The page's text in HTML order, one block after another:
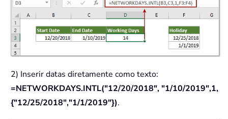
2) Inserir datas diretamente como texto:
=NETWORKDAYS.INTL("12/20/2018", "1/10/2019",1,
{"12/25/2018","1/1/2019"}).